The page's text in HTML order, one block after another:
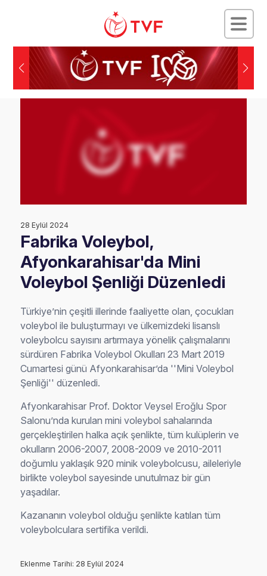
28 Eylül 2024
Fabrika Voleybol,
Afyonkarahisar'da Mini
Voleybol Şenliği Düzenledi
Türkiye’nin çeşitli illerinde faaliyette olan, çocukları
voleybol ile buluşturmayı ve ülkemizdeki lisanslı
voleybolcu sayısını artırmaya yönelik çalışmalarını
sürdüren Fabrika Voleybol Okulları 23 Mart 2019
Cumartesi günü Afyonkarahisar’da ''Mini Voleybol
Şenliği'' düzenledi.
Afyonkarahisar Prof. Doktor Veysel Eroğlu Spor
Salonu’nda kurulan mini voleybol sahalarında
gerçekleştirilen halka açık şenlikte, tüm kulüplerin ve
okulların 2006-2007, 2008-2009 ve 2010-2011
doğumlu yaklaşık 920 minik voleybolcusu, aileleriyle
birlikte voleybol sayesinde unutulmaz bir gün
yaşadılar.
Kazananın voleybol olduğu şenlikte katılan tüm
voleybolculara sertifika verildi.
Eklenme Tarihi: 28 Eylül 2024